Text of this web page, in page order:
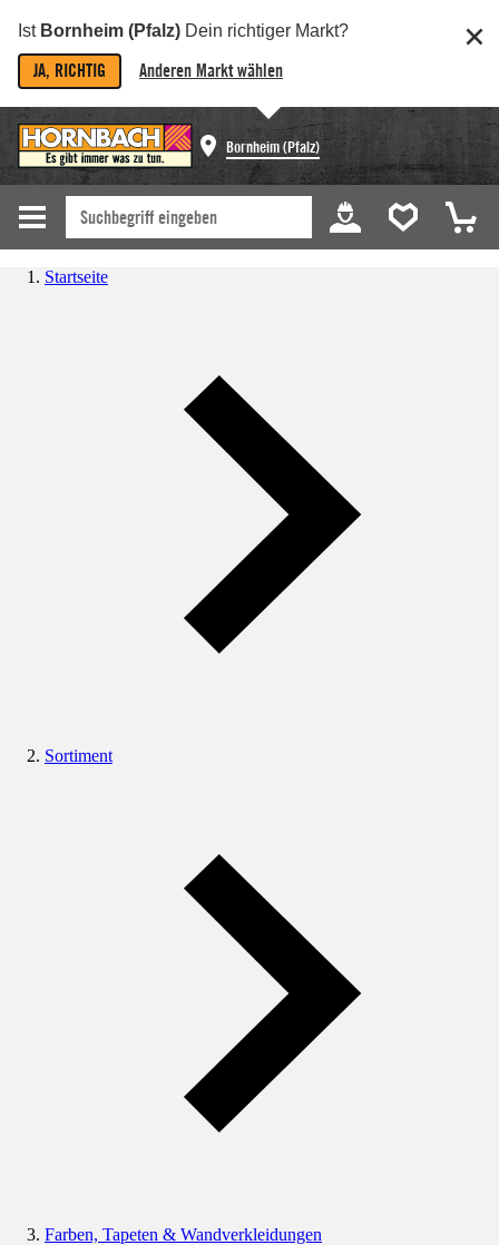
Ist Bornheim (Pfalz) Dein richtiger Markt?
JA, RICHTIG Anderen Markt wählen
Bornheim (Pfalz)
Startseite
Sortiment
Farben, Tapeten & Wandverkleidungen